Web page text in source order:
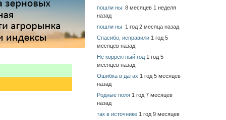
пошли ны 8 месяцев 1 неделя
назад
пошли ны 1 год 2 месяца назад
Спасибо, исправили 1 год 5
месяцев назад
Не корректный год 1 год 5
месяцев назад
Ошибка в датах 1 год 5 месяцев
назад
Родные поля 1 год 7 месяцев
назад
так в источнике 1 год 9 месяцев